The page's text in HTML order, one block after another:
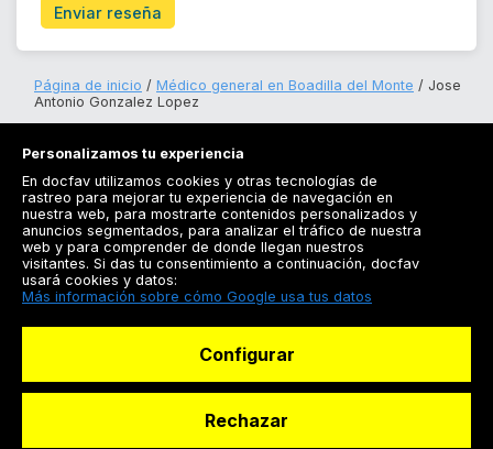
Enviar reseña
Página de inicio Médico general en Boadilla del Monte
Jose
Antonio Gonzalez Lopez
Registrarse
Docfav
Personalizamos tu experiencia
En docfav utilizamos cookies y otras tecnologías de
rastreo para mejorar tu experiencia de navegación en
nuestra web, para mostrarte contenidos personalizados y
anuncios segmentados, para analizar el tráfico de nuestra
web y para comprender de donde llegan nuestros
visitantes. Si das tu consentimiento a continuación, docfav
usará cookies y datos:
Más información sobre cómo Google usa tus datos
Configurar
Rechazar